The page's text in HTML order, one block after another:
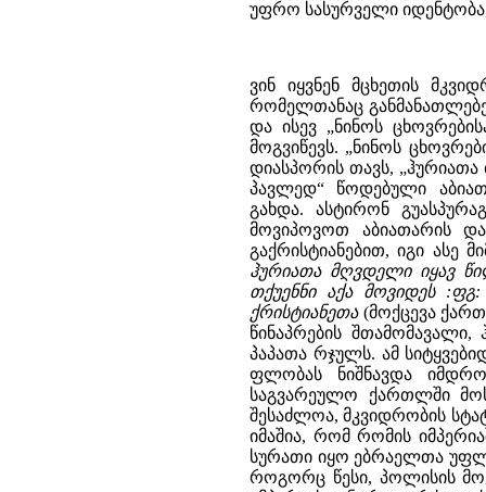
უფრო სასურველი
ვინ იყვნენ მცხეთის
რომელთანაც
და ისევ „ნინოს
მოგვიწევს. „ნინოს
დიასპორის თავს, „ჰურიათა
პავლედ“ წოდებული
გახდა. ასტირონ
მოვიპოვოთ აბიათარის
გაქრისტიანებით, იგი
ჰურიათა მღვდელი იყავ
თქუენნი აქა მოვიდეს :ფგ:
ქრისტიანეთა(მოქცევა
წინაპრების
პაპათა რჯულს. ამ
ფლობას ნიშნავდა
საგვარეულო ქართლში
შესაძლოა, მკვიდრობის
იმაშია, რომ რომის
სურათი იყო ებრაელთა
როგორც წესი, პოლისის